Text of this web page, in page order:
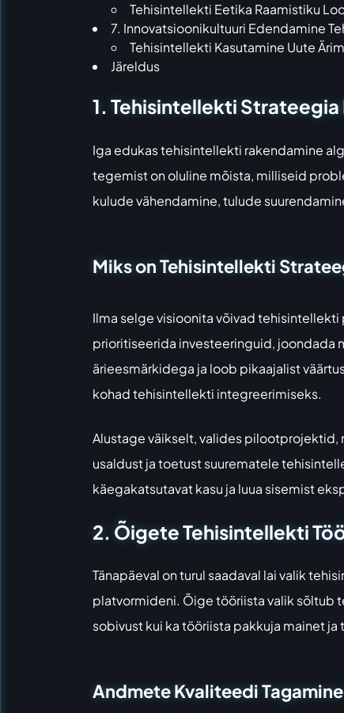
Tehisintellekti Eetika Raamistiku
7. Innovatsioonikultuuri Edendamine
Tehisintellekti Kasutamine Uute
Järeldus
1. Tehisintellekti
Iga edukas tehisintellekti rakendamine
tegemist on oluline mõista, milliseid
kulude vähendamine, tulude
Miks on Tehisintellekti
Ilma selge visioonita võivad
prioritiseerida investeeringuid, joondada
ärieesmärkidega ja loob pikaajalist
kohad tehisintellekti integreerimiseks.
Alustage väikselt, valides pilootprojektid,
usaldust ja toetust suurematele
käegakatsutavat kasu ja luua sisemist
2. Õigete Tehisintellekti
Tänapäeval on turul saadaval lai valik
platvormideni. Õige tööriista valik sõltub
sobivust kui ka tööriista pakkuja mainet
Andmete Kvaliteedi